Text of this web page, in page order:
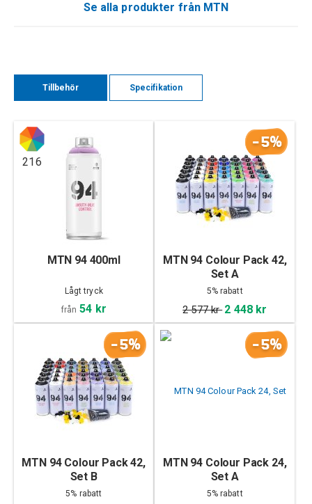
Se alla produkter från MTN
Tillbehör Specifikation
216
MTN 94 400ml
Lågt tryck
från 54 kr
-5%
MTN 94 Colour Pack 42,
Set A
5% rabatt
2 577 kr 2 448 kr
-5%
MTN 94 Colour Pack 42,
Set B
5% rabatt
-5%
MTN 94 Colour Pack 24,
Set A
5% rabatt